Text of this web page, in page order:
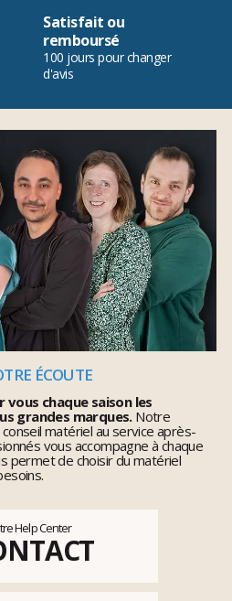
Satisfait ou
remboursé
100 jours pour changer
d'avis
ÉCOUTE
chaque saison les
grandes marques.Notre
matériel au service après-
vous accompagne à chaque
permet de choisir du matériel
Help Center